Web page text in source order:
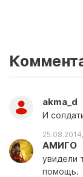
akma_d
И
АМИГО
увидели
помощь.